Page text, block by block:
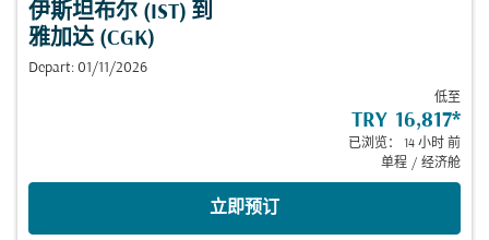
伊斯坦布尔 (IST) 到
雅加达 (CGK)
Depart: 01/11/2026
低至
TRY 16,817*
已浏览： 14 小时 前
单程 / 经济舱
立即预订